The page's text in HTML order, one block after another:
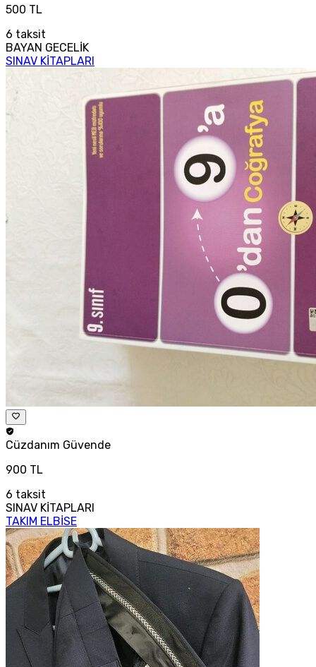
500 TL
6 taksit
BAYAN GECELİK
SINAV KİTAPLARI
Cüzdanım Güvende
900 TL
6 taksit
SINAV KİTAPLARI
TAKIM ELBİSE